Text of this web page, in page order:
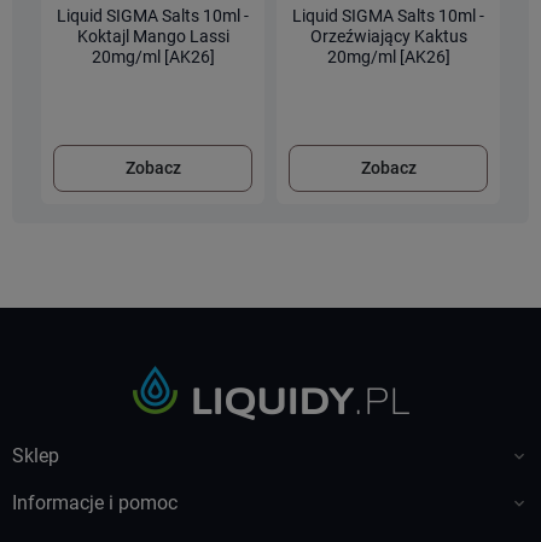
Liquid SIGMA Salts 10ml -
Koktajl Mango Lassi
20mg/ml [AK26]
Zobacz
Liquid SIGMA Salts 10ml -
Orzeźwiający Kaktus
20mg/ml [AK26]
Zobacz
Sklep 
Informacje i pomoc 